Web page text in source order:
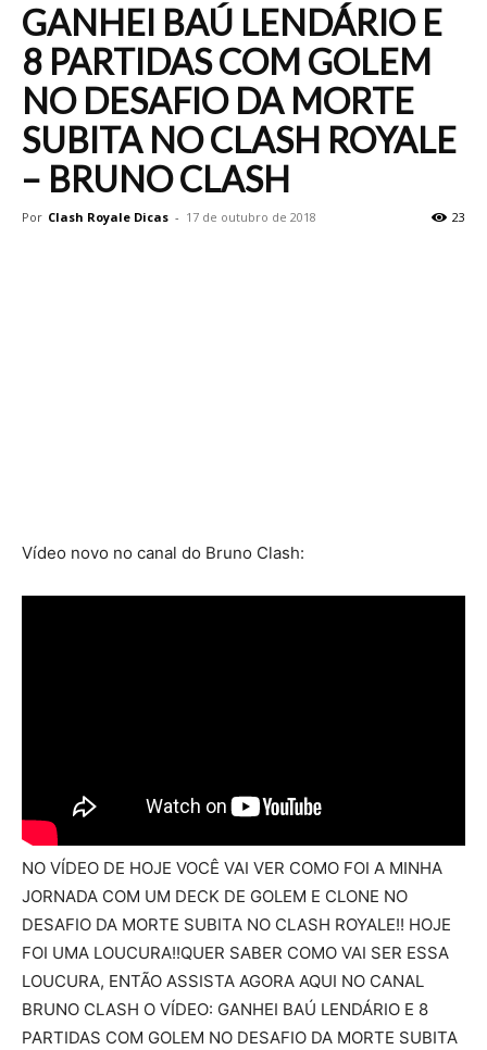
GANHEI BAÚ LENDÁRIO E
8 PARTIDAS COM GOLEM
NO DESAFIO DA MORTE
SUBITA NO CLASH ROYALE
– BRUNO CLASH
Por Clash Royale Dicas - 17 de outubro de 2018 23
Vídeo novo no canal do Bruno Clash:
NO VÍDEO DE HOJE VOCÊ VAI VER COMO FOI A MINHA
JORNADA COM UM DECK DE GOLEM E CLONE NO
DESAFIO DA MORTE SUBITA NO CLASH ROYALE!! HOJE
FOI UMA LOUCURA!!QUER SABER COMO VAI SER ESSA
LOUCURA, ENTÃO ASSISTA AGORA AQUI NO CANAL
BRUNO CLASH O VÍDEO: GANHEI BAÚ LENDÁRIO E 8
PARTIDAS COM GOLEM NO DESAFIO DA MORTE SUBITA